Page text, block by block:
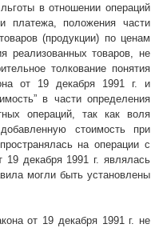
в отношении операций
платежа, положения части
(продукции) по ценам
реализованных товаров, не
толкование понятия
от 19 декабря 1991 г. и
в части определения
операций, так как воля
стоимость при
на операции с
19 декабря 1991 г. являлась
могли быть установлены
от 19 декабря 1991 г. не